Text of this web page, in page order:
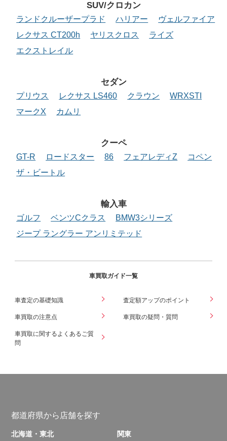
SUV/クロカン
ランドクルーザープラド ハリアー
ヴェルファイア
レクサス CT200h
ヤリスクロス
ライズ
エクストレイル
セダン
プリウス レクサス LS460 クラウン
WRXSTI
マークX
カムリ
クーペ
GT-R ロードスター 86 フェアレディZ
コペン
ザ・ビートル
輸入車
ゴルフ ベンツCクラス
BMW3シリーズ
ジープ ラングラー アンリミテッド
車買取ガイド一覧
車査定の基礎知識 査定額アップのポイント
車買取の注意点 車買取の疑問・質問
車買取に関するよくあるご質
問
都道府県から店舗を探す
北海道・東北 関東